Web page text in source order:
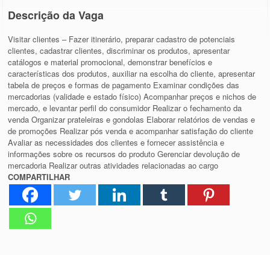
Descrição da Vaga
Visitar clientes – Fazer itinerário, preparar cadastro de potenciais
clientes, cadastrar clientes, discriminar os produtos, apresentar
catálogos e material promocional, demonstrar benefícios e
características dos produtos, auxiliar na escolha do cliente, apresentar
tabela de preços e formas de pagamento Examinar condições das
mercadorias (validade e estado físico) Acompanhar preços e nichos de
mercado, e levantar perfil do consumidor Realizar o fechamento da
venda Organizar prateleiras e gondolas Elaborar relatórios de vendas e
de promoções Realizar pós venda e acompanhar satisfação do cliente
Avaliar as necessidades dos clientes e fornecer assistência e
informações sobre os recursos do produto Gerenciar devolução de
mercadoria Realizar outras atividades relacionadas ao cargo
COMPARTILHAR